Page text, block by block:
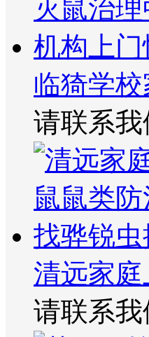
临猗学
请联系
清远家
请联系